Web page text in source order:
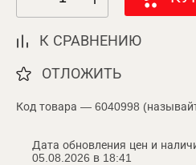
К СРАВНЕНИЮ
ОТЛОЖИТЬ
Код товара — 6040998
Дата обновления цен и
05.08.2026 в 18:41